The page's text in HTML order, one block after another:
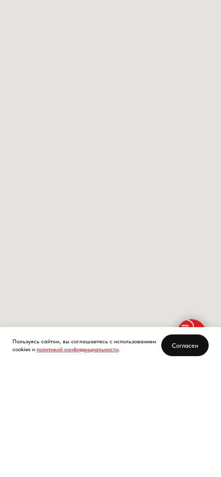
Пользуясь сайтом, вы соглашаетесь с использованием
cookies и политикой конфиденциальности.
Согласен